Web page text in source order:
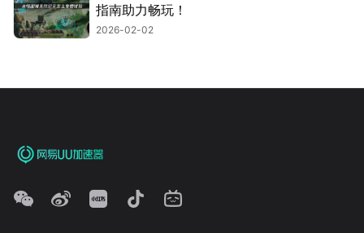
指南助力畅玩！
2026-02-02